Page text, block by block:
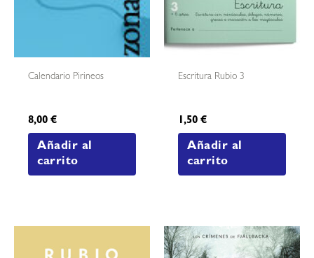
Calendario Pirineos
8,00€
Añadir al
carrito
Escritura Rubio 3
1,50€
Añadir al
carrito